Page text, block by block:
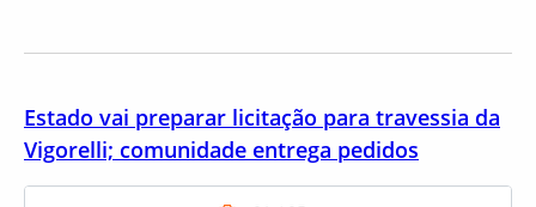
Estado vai preparar licitação para travessia da
Vigorelli; comunidade entrega pedidos